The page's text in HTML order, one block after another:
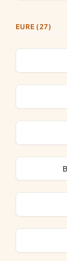
EURE (27)